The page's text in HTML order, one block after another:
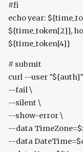
#fi
echo year:
${time_token[2]},
${time_token[4]}
# submit
curl --user
--fail \
--silent \
--show-error \
--data
--data